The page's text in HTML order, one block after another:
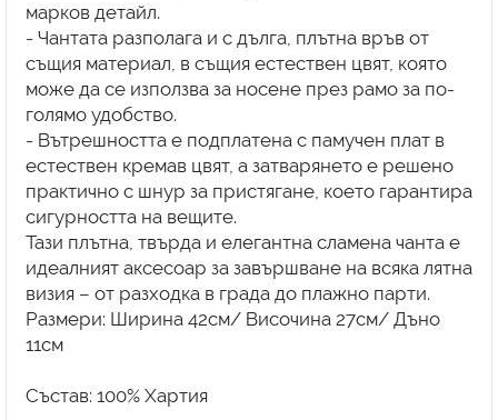
марков детайл.
- Чантата разполага и с дълга, плътна връв от
същия материал, в същия естествен цвят, която
може да се използва за носене през рамо за по-
голямо удобство.
- Вътрешността е подплатена с памучен плат в
естествен кремав цвят, а затварянето е решено
практично с шнур за пристягане, което гарантира
сигурността на вещите.
Тази плътна, твърда и елегантна сламена чанта е
идеалният аксесоар за завършване на всяка лятна
визия – от разходка в града до плажно парти.
Размери: Ширина 42см/ Височина 27см/ Дъно
11см
Състав: 100% Хартия